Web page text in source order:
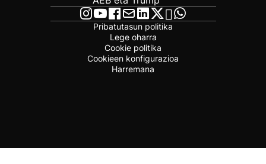
Pribatutasun politika
Lege oharra
Cookie politika
Cookieen konfigurazioa
Harremana